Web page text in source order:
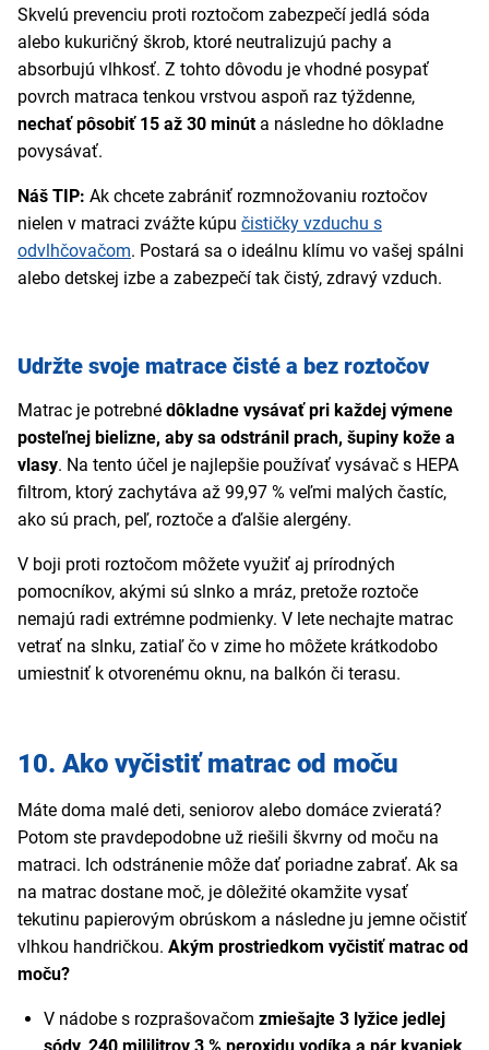
Skvelú prevenciu proti roztočom zabezpečí jedlá sóda
alebo kukuričný škrob, ktoré neutralizujú pachy a
absorbujú vlhkosť. Z tohto dôvodu je vhodné posypať
povrch matraca tenkou vrstvou aspoň raz týždenne,
nechať pôsobiť 15 až 30 minúta následne ho dôkladne
povysávať.
Náš TIP: Ak chcete zabrániť rozmnožovaniu roztočov
nielen v matraci zvážte kúpu čističky vzduchu s
odvlhčovačom. Postará sa o ideálnu klímu vo vašej spálni
alebo detskej izbe a zabezpečí tak čistý, zdravý vzduch.
Udržte svoje matrace čisté a bez roztočov
Matrac je potrebné dôkladne vysávať pri každej výmene
posteľnej bielizne, aby sa odstránil prach, šupiny kože a
vlasy. Na tento účel je najlepšie používať vysávač s HEPA
filtrom, ktorý zachytáva až 99,97 % veľmi malých častíc,
ako sú prach, peľ, roztoče a ďalšie alergény.
V boji proti roztočom môžete využiť aj prírodných
pomocníkov, akými sú slnko a mráz, pretože roztoče
nemajú radi extrémne podmienky. V lete nechajte matrac
vetrať na slnku, zatiaľ čo v zime ho môžete krátkodobo
umiestniť k otvorenému oknu, na balkón či terasu.
10. Ako vyčistiť matrac od moču
Máte doma malé deti, seniorov alebo domáce zvieratá?
Potom ste pravdepodobne už riešili škvrny od moču na
matraci. Ich odstránenie môže dať poriadne zabrať. Ak sa
na matrac dostane moč, je dôležité okamžite vysať
tekutinu papierovým obrúskom a následne ju jemne očistiť
vlhkou handričkou. Akým prostriedkom vyčistiť matrac od
moču?
V nádobe s rozprašovačom zmiešajte 3 lyžice jedlej